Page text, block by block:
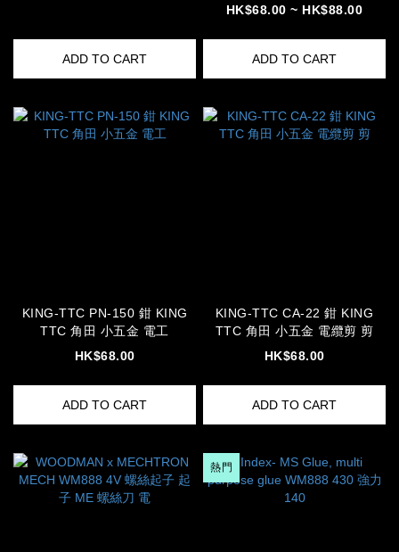
ADD TO CART
HK$68.00 ~ HK$88.00
ADD TO CART
KING-TTC PN-150 鉗 KING
TTC 角田 小五金 電工
HK$68.00
ADD TO CART
KING-TTC CA-22 鉗 KING
TTC 角田 小五金 電纜剪 剪
HK$68.00
ADD TO CART
熱門